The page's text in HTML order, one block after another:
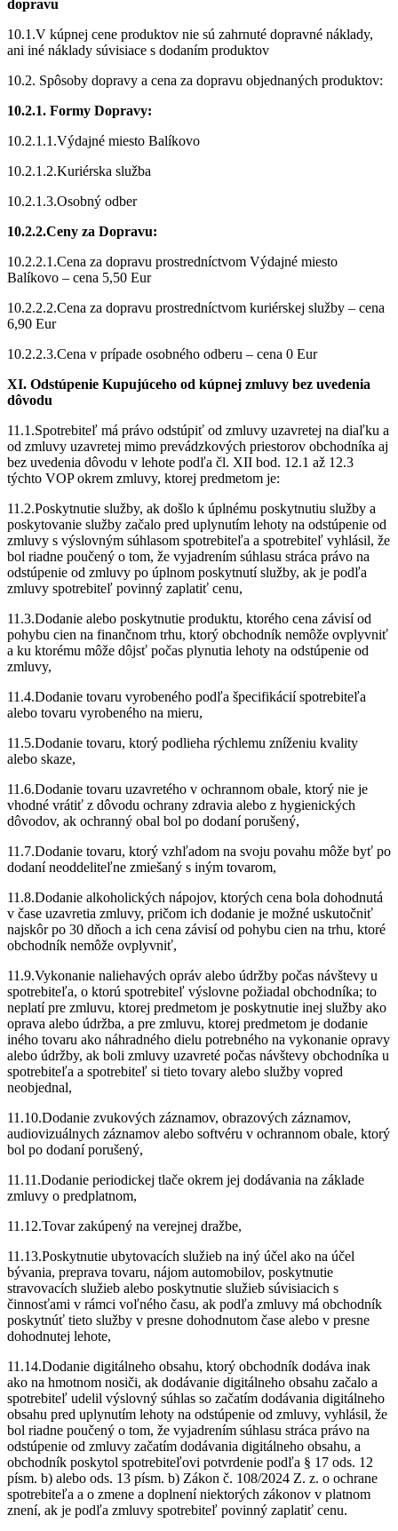
dopravu
10.1.V kúpnej cene produktov nie sú zahrnuté dopravné náklady,
ani iné náklady súvisiace s dodaním produktov
10.2. Spôsoby dopravy a cena za dopravu objednaných produktov:
10.2.1. Formy Dopravy:
10.2.1.1.Výdajné miesto Balíkovo
10.2.1.2.Kuriérska služba
10.2.1.3.Osobný odber
10.2.2.Ceny za Dopravu:
10.2.2.1.Cena za dopravu prostredníctvom Výdajné miesto
Balíkovo – cena 5,50 Eur
10.2.2.2.Cena za dopravu prostredníctvom kuriérskej služby – cena
6,90 Eur
10.2.2.3.Cena v prípade osobného odberu – cena 0 Eur
XI. Odstúpenie Kupujúceho od kúpnej zmluvy bez uvedenia
dôvodu
11.1.Spotrebiteľ má právo odstúpiť od zmluvy uzavretej na diaľku a
od zmluvy uzavretej mimo prevádzkových priestorov obchodníka aj
bez uvedenia dôvodu v lehote podľa čl. XII bod. 12.1 až 12.3
týchto VOP okrem zmluvy, ktorej predmetom je:
11.2.Poskytnutie služby, ak došlo k úplnému poskytnutiu služby a
poskytovanie služby začalo pred uplynutím lehoty na odstúpenie od
zmluvy s výslovným súhlasom spotrebiteľa a spotrebiteľ vyhlásil, že
bol riadne poučený o tom, že vyjadrením súhlasu stráca právo na
odstúpenie od zmluvy po úplnom poskytnutí služby, ak je podľa
zmluvy spotrebiteľ povinný zaplatiť cenu,
11.3.Dodanie alebo poskytnutie produktu, ktorého cena závisí od
pohybu cien na finančnom trhu, ktorý obchodník nemôže ovplyvniť
a ku ktorému môže dôjsť počas plynutia lehoty na odstúpenie od
zmluvy,
11.4.Dodanie tovaru vyrobeného podľa špecifikácií spotrebiteľa
alebo tovaru vyrobeného na mieru,
11.5.Dodanie tovaru, ktorý podlieha rýchlemu zníženiu kvality
alebo skaze,
11.6.Dodanie tovaru uzavretého v ochrannom obale, ktorý nie je
vhodné vrátiť z dôvodu ochrany zdravia alebo z hygienických
dôvodov, ak ochranný obal bol po dodaní porušený,
11.7.Dodanie tovaru, ktorý vzhľadom na svoju povahu môže byť po
dodaní neoddeliteľne zmiešaný s iným tovarom,
11.8.Dodanie alkoholických nápojov, ktorých cena bola dohodnutá
v čase uzavretia zmluvy, pričom ich dodanie je možné uskutočniť
najskôr po 30 dňoch a ich cena závisí od pohybu cien na trhu, ktoré
obchodník nemôže ovplyvniť,
11.9.Vykonanie naliehavých opráv alebo údržby počas návštevy u
spotrebiteľa, o ktorú spotrebiteľ výslovne požiadal obchodníka; to
neplatí pre zmluvu, ktorej predmetom je poskytnutie inej služby ako
oprava alebo údržba, a pre zmluvu, ktorej predmetom je dodanie
iného tovaru ako náhradného dielu potrebného na vykonanie opravy
alebo údržby, ak boli zmluvy uzavreté počas návštevy obchodníka u
spotrebiteľa a spotrebiteľ si tieto tovary alebo služby vopred
neobjednal,
11.10.Dodanie zvukových záznamov, obrazových záznamov,
audiovizuálnych záznamov alebo softvéru v ochrannom obale, ktorý
bol po dodaní porušený,
11.11.Dodanie periodickej tlače okrem jej dodávania na základe
zmluvy o predplatnom,
11.12.Tovar zakúpený na verejnej dražbe,
11.13.Poskytnutie ubytovacích služieb na iný účel ako na účel
bývania, preprava tovaru, nájom automobilov, poskytnutie
stravovacích služieb alebo poskytnutie služieb súvisiacich s
činnosťami v rámci voľného času, ak podľa zmluvy má obchodník
poskytnúť tieto služby v presne dohodnutom čase alebo v presne
dohodnutej lehote,
11.14.Dodanie digitálneho obsahu, ktorý obchodník dodáva inak
ako na hmotnom nosiči, ak dodávanie digitálneho obsahu začalo a
spotrebiteľ udelil výslovný súhlas so začatím dodávania digitálneho
obsahu pred uplynutím lehoty na odstúpenie od zmluvy, vyhlásil, že
bol riadne poučený o tom, že vyjadrením súhlasu stráca právo na
odstúpenie od zmluvy začatím dodávania digitálneho obsahu, a
obchodník poskytol spotrebiteľovi potvrdenie podľa § 17 ods. 12
písm. b) alebo ods. 13 písm. b) Zákon č. 108/2024 Z. z. o ochrane
spotrebiteľa a o zmene a doplnení niektorých zákonov v platnom
znení, ak je podľa zmluvy spotrebiteľ povinný zaplatiť cenu.